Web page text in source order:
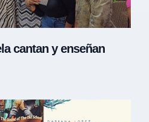
cantan y enseñan